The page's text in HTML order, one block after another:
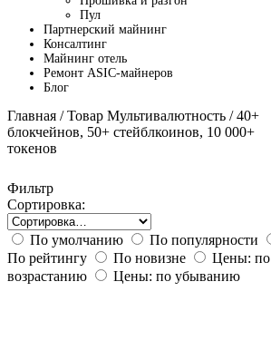
Пул
Партнерский майнинг
Консалтинг
Майнинг отель
Ремонт ASIC-майнеров
Блог
Главная / Товар Мультивалютность / 40+
блокчейнов, 50+ стейблкоинов, 10 000+
токенов
Фильтр
Сортировка:
По умолчанию
По популярности
По рейтингу
По новизне
Цены: по
возрастанию
Цены: по убыванию